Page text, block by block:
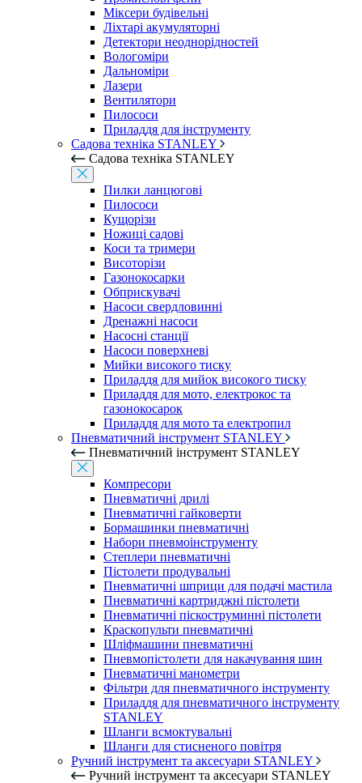
Міксери будівельні
Ліхтарі акумуляторні
Детектори неоднорідностей
Вологоміри
Дальноміри
Лазери
Вентилятори
Пилососи
Приладдя для інструменту
Садова техніка STANLEY
Садова техніка STANLEY
Пилки ланцюгові
Пилососи
Кущорізи
Ножиці садові
Коси та тримери
Висоторізи
Газонокосарки
Обприскувачі
Насоси свердловинні
Дренажні насоси
Насосні станції
Насоси поверхневі
Мийки високого тиску
Приладдя для мийок високого тиску
Приладдя для мото, електрокос та
газонокосарок
Приладдя для мото та електропил
Пневматичний інструмент STANLEY
Пневматичний інструмент STANLEY
Компресори
Пневматичні дрилі
Пневматичні гайковерти
Бормашинки пневматичні
Набори пневмоінструменту
Степлери пневматичні
Пістолети продувальні
Пневматичні шприци для подачі мастила
Пневматичні картриджні пістолети
Пневматичні піскоструминні пістолети
Краскопульти пневматичні
Шліфмашини пневматичні
Пневмопістолети для накачування шин
Пневматичні манометри
Фільтри для пневматичного інструменту
Приладдя для пневматичного інструменту
STANLEY
Шланги всмоктувальні
Шланги для стисненого повітря
Ручний інструмент та аксесуари STANLEY
Ручний інструмент та аксесуари STANLEY